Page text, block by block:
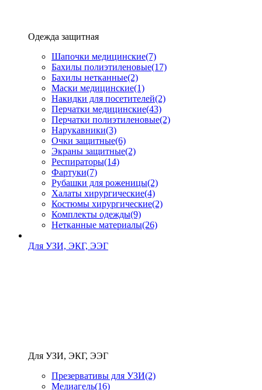
Одежда защитная
Шапочки медицинские(7)
Бахилы полиэтиленовые(17)
Бахилы нетканные(2)
Маски медицинские(1)
Накидки для посетителей(2)
Перчатки медицинские(43)
Перчатки полиэтиленовые(2)
Нарукавники(3)
Очки защитные(6)
Экраны защитные(2)
Рeспираторы(14)
Фартуки(7)
Рубашки для роженицы(2)
Халаты хирургические(4)
Костюмы хирургические(2)
Комплекты одежды(9)
Нетканные материалы(26)
Для УЗИ, ЭКГ, ЭЭГ
Для УЗИ, ЭКГ, ЭЭГ
Презервативы для УЗИ(2)
Медиагель(16)